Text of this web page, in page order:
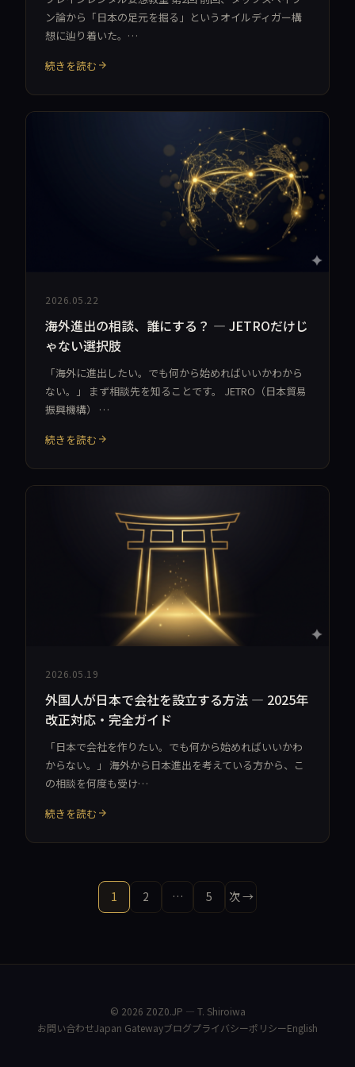
ン論から「日本の足元を掘る」というオイルディガー構
想に辿り着いた。…
続きを読む
2026.05.22
海外進出の相談、誰にする？ — JETROだけじ
ゃない選択肢
「海外に進出したい。でも何から始めればいいかわから
ない。」 まず相談先を知ることです。 JETRO（日本貿易
振興機構） …
続きを読む
2026.05.19
外国人が日本で会社を設立する方法 — 2025年
改正対応・完全ガイド
「日本で会社を作りたい。でも何から始めればいいかわ
からない。」 海外から日本進出を考えている方から、こ
の相談を何度も受け…
続きを読む
の
ー
1 2 … 5 次 →
© 2026 Z0Z0.JP — T. Shiroiwa
お問い合わせJapan GatewayブログプライバシーポリシーEnglish